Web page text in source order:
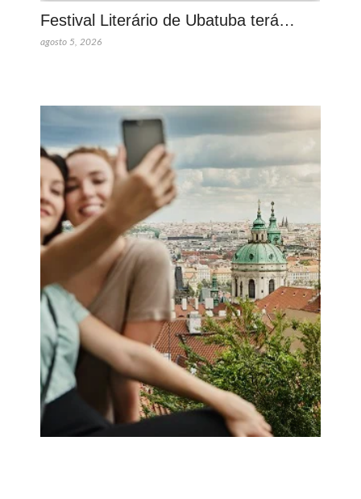
Festival Literário de Ubatuba terá…
agosto 5, 2026